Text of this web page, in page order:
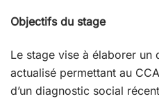
Objectifs du stage
Le stage vise à élaborer un
actualisé permettant au
d’un diagnostic social